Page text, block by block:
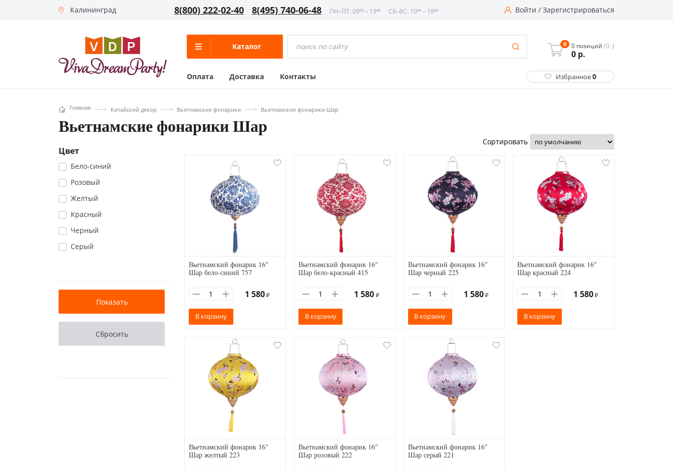
Калининград 8(800) 222-02-40 8(495) 740-06-48 ПН–ПТ: 09⁰⁰ – 19⁰⁰ СБ–ВС: 10⁰⁰ – 18⁰⁰ Войти / Зарегистрироваться
Каталог 0 0 позиций (0 .)
0 р.
Оплата Доставка Контакты Избранное0
Главная Китайский декор Вьетнамские фонарики Вьетнамские фонарики Шар
Вьетнамские фонарики Шар
Цвет
Бело-синий
Розовый
Желтый
Красный
Черный
Серый
Сортировать
Вьетнамский фонарик 16"
Шар бело-синий 757
1 580 ₽
В корзину
Вьетнамский фонарик 16"
Шар бело-красный 415
1 580 ₽
В корзину
Вьетнамский фонарик 16"
Шар черный 225
1 580 ₽
В корзину
Вьетнамский фонарик 16"
Шар красный 224
1 580 ₽
В корзину
Вьетнамский фонарик 16"
Шар желтый 223
Вьетнамский фонарик 16"
Шар розовый 222
Вьетнамский фонарик 16"
Шар серый 221